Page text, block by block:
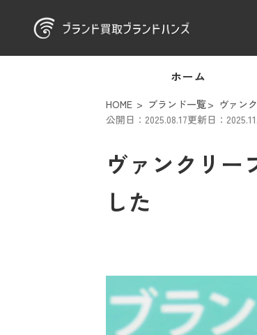
ホーム
HOME ブランド一覧 ヴァン
公開日：2025.08.17更新日：
ヴァンクリー
した